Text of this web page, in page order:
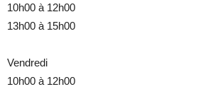
10h00 à 12h00
13h00 à 15h00
Vendredi
10h00 à 12h00